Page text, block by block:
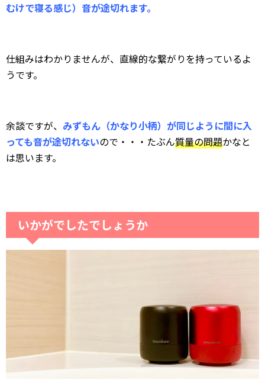
むけで寝る感じ）音が途切れます。
仕組みはわかりませんが、直線的な繋がりを持っているよ
うです。
余談ですが、 みずもん（かなり小柄）が同じように間に入
っても音が途切れないので・・・たぶん質量の問題かなと
は思います。
いかがでしたでしょうか